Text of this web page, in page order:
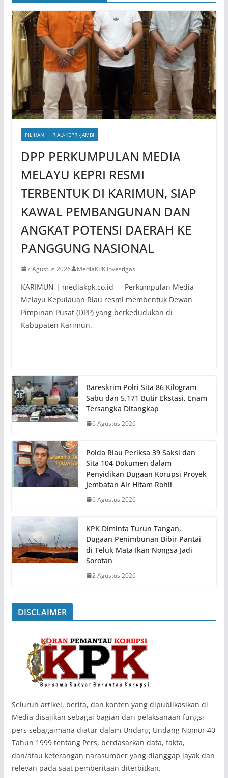
PILIHAN RIAU-KEPRI-JAMBI
DPP PERKUMPULAN MEDIA
MELAYU KEPRI RESMI
TERBENTUK DI KARIMUN, SIAP
KAWAL PEMBANGUNAN DAN
ANGKAT POTENSI DAERAH KE
PANGGUNG NASIONAL
7 Agustus 2026 MediaKPK Investigasi
KARIMUN | mediakpk.co.id — Perkumpulan Media
Melayu Kepulauan Riau resmi membentuk Dewan
Pimpinan Pusat (DPP) yang berkedudukan di
Kabupaten Karimun.
Bareskrim Polri Sita 86 Kilogram
Sabu dan 5.171 Butir Ekstasi, Enam
Tersangka Ditangkap
6 Agustus 2026
Polda Riau Periksa 39 Saksi dan
Sita 104 Dokumen dalam
Penyidikan Dugaan Korupsi Proyek
Jembatan Air Hitam Rohil
6 Agustus 2026
KPK Diminta Turun Tangan,
Dugaan Penimbunan Bibir Pantai
di Teluk Mata Ikan Nongsa Jadi
Sorotan
2 Agustus 2026
DISCLAIMER
‎Seluruh artikel, berita, dan konten yang dipublikasikan di
Media disajikan sebagai bagian dari pelaksanaan fungsi
pers sebagaimana diatur dalam Undang-Undang Nomor 40
Tahun 1999 tentang Pers, berdasarkan data, fakta,
dan/atau keterangan narasumber yang dianggap layak dan
relevan pada saat pemberitaan diterbitkan.